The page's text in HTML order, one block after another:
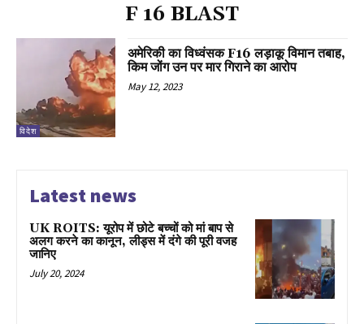
F 16 BLAST
विदेश
अमेरिकी का विध्वंसक F16 लड़ाकू विमान तबाह,
किम जोंग उन पर मार गिराने का आरोप
May 12, 2023
Latest news
UK ROITS: यूरोप में छोटे बच्चों को मां बाप से
अलग करने का कानून, लीड्स में दंगे की पूरी वजह
जानिए
July 20, 2024